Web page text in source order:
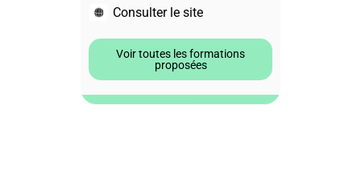
Consulter le site
Voir toutes les formations
proposées